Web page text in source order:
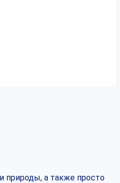
природы, а также просто